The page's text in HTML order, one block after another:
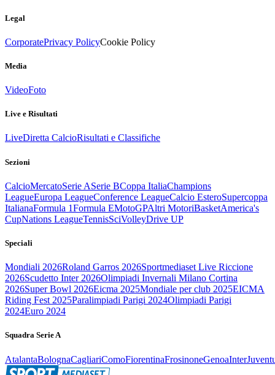
Legal
CorporatePrivacy PolicyCookie Policy
Media
VideoFoto
Live e Risultati
LiveDiretta CalcioRisultati e Classifiche
Sezioni
CalcioMercatoSerie ASerie BCoppa ItaliaChampions
LeagueEuropa LeagueConference LeagueCalcio EsteroSupercoppa
ItalianaFormula 1Formula EMotoGPAltri MotoriBasketAmerica's
CupNations LeagueTennisSciVolleyDrive UP
Speciali
Mondiali 2026Roland Garros 2026Sportmediaset Live Riccione
2026Scudetto Inter 2026Olimpiadi Invernali Milano Cortina
2026Super Bowl 2026Eicma 2025Mondiale per club 2025EICMA
Riding Fest 2025Paralimpiadi Parigi 2024Olimpiadi Parigi
2024Euro 2024
Squadra Serie A
AtalantaBolognaCagliariComoFiorentinaFrosinoneGenoaInter